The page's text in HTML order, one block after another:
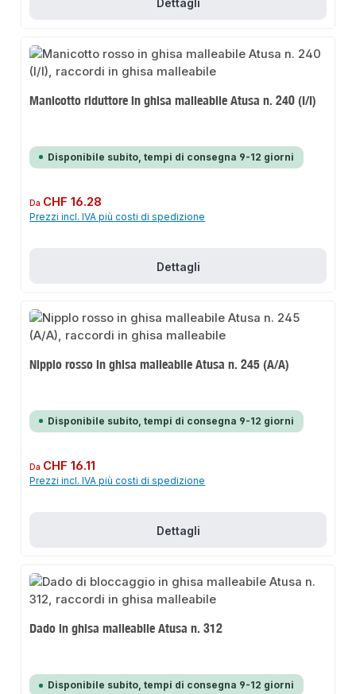
Manicotto riduttore in ghisa malleabile Atusa n. 240 (I/I)
Disponibile subito, tempi di consegna 9-12 giorni
Prezzo normale:
Da CHF 16.28
Prezzi incl. IVA più costi di spedizione
Dettagli
Nipplo rosso in ghisa malleabile Atusa n. 245 (A/A)
Disponibile subito, tempi di consegna 9-12 giorni
Prezzo normale:
Da CHF 16.11
Prezzi incl. IVA più costi di spedizione
Dettagli
Dado in ghisa malleabile Atusa n. 312
Disponibile subito, tempi di consegna 9-12 giorni